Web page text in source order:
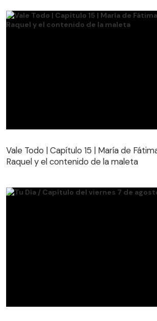
Raquel y el contenido de la maleta
Vale Todo | Capítulo 15 | María de
Raquel y el contenido de la maleta